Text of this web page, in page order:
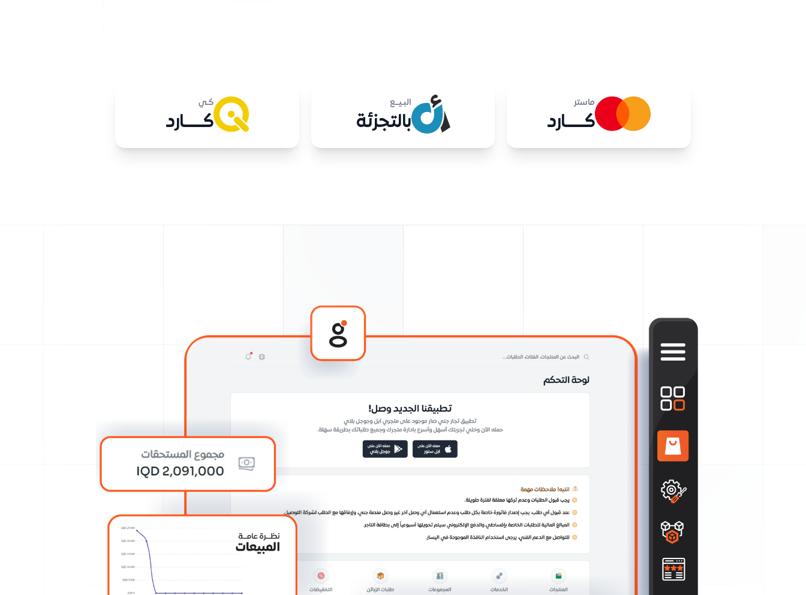
ماستر
كــــــارد
البـيــع
بالتجزئة
كـي
كــــــارد